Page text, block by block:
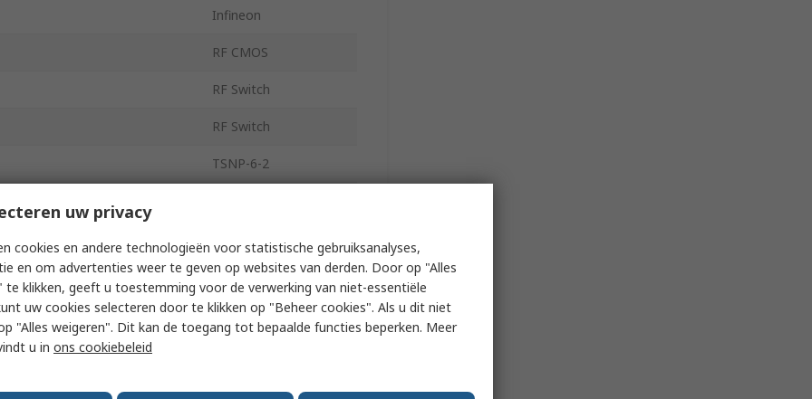
Infineon
RF CMOS
RF Switch
RF Switch
TSNP-6-2
GPIO
1 Frequency 0.6GHz
Voltage
uw privacy
cookies en andere technologieën voor statistische gebruiksanalyses,
en om advertenties weer te geven op websites van derden. Door op "Alles
te klikken, geeft u toestemming voor de verwerking van niet-essentiële
uw cookies selecteren door te klikken op "Beheer cookies". Als u dit niet
"Alles weigeren". Dit kan de toegang tot bepaalde functies beperken. Meer
u in ons cookiebeleid